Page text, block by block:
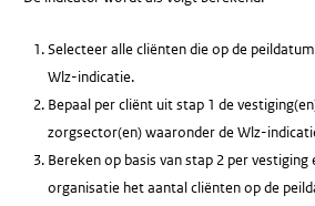
Selecteer alle cliënten die op de
Wlz-indicatie.
Bepaal per cliënt uit stap 1 de
zorgsector(en) waaronder de Wlz-
Bereken op basis van stap 2 per
organisatie het aantal cliënten op de